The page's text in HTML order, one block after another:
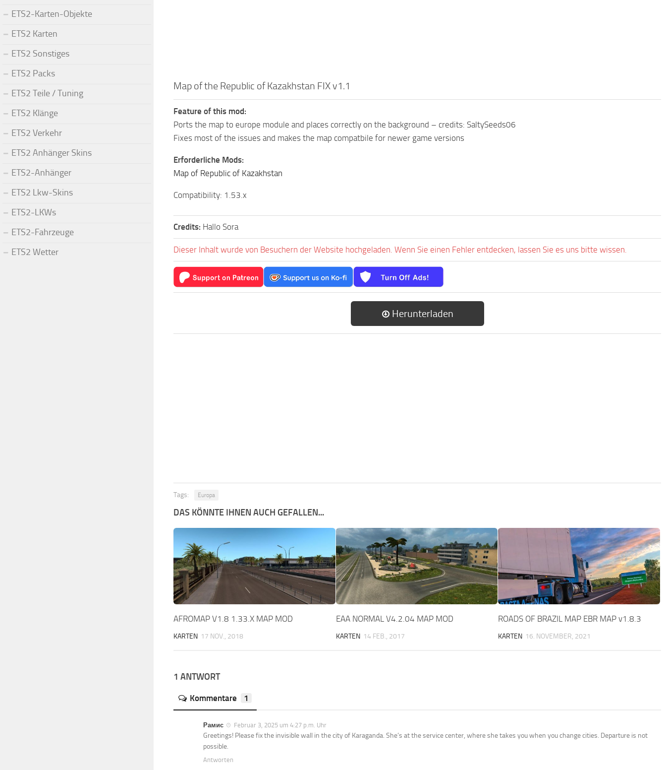
Map of the Republic of Kazakhstan FIX v1.1
Feature of this mod:
Ports the map to europe module and places correctly on the background – credits: SaltySeeds06
Fixes most of the issues and makes the map compatbile for newer game versions
Erforderliche Mods:
Map of Republic of Kazakhstan
Compatibility: 1.53.x
Credits: Hallo Sora
Dieser Inhalt wurde von Besuchern der Website hochgeladen. Wenn Sie einen Fehler entdecken, lassen Sie es uns bitte wissen.
Herunterladen
Tags: Europa
DAS KÖNNTE IHNEN AUCH GEFALLEN...
AFROMAP V1.8 1.33.X MAP MOD
KARTEN 17 NOV., 2018
EAA NORMAL V4.2.04 MAP MOD
KARTEN 14 FEB., 2017
ROADS OF BRAZIL MAP EBR MAP v1.8.3
KARTEN 16. NOVEMBER, 2021
1 ANTWORT
Kommentare 1
Рамис Februar 3, 2025 um 4:27 p.m. Uhr
Greetings! Please fix the invisible wall in the city of Karaganda. She’s at the service center, where she takes you when you change cities. Departure is not
possible.
Antworten
ETS2-Karten-Objekte
ETS2 Karten
ETS2 Sonstiges
ETS2 Packs
ETS2 Teile / Tuning
ETS2 Klänge
ETS2 Verkehr
ETS2 Anhänger Skins
ETS2-Anhänger
ETS2 Lkw-Skins
ETS2-LKWs
ETS2-Fahrzeuge
ETS2 Wetter